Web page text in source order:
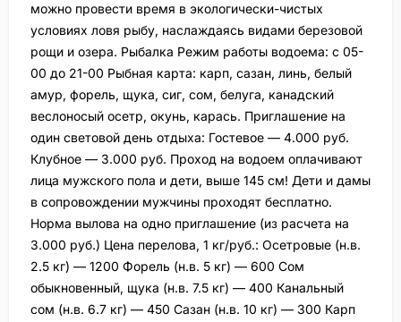
можно провести время в экологически-чистых
условиях ловя рыбу, наслаждаясь видами березовой
рощи и озера. Рыбалка Режим работы водоема: с 05-
00 до 21-00 Рыбная карта: карп, сазан, линь, белый
амур, форель, щука, сиг, сом, белуга, канадский
веслоносый осетр, окунь, карась. Приглашение на
один световой день отдыха: Гостевое — 4.000 руб.
Клубное — 3.000 руб. Проход на водоем оплачивают
лица мужского пола и дети, выше 145 см! Дети и дамы
в сопровождении мужчины проходят бесплатно.
Норма вылова на одно приглашение (из расчета на
3.000 руб.) Цена перелова, 1 кг/руб.: Осетровые (н.в.
2.5 кг) — 1200 Форель (н.в. 5 кг) — 600 Сом
обыкновенный, щука (н.в. 7.5 кг) — 400 Канальный
сом (н.в. 6.7 кг) — 450 Сазан (н.в. 10 кг) — 300 Карп